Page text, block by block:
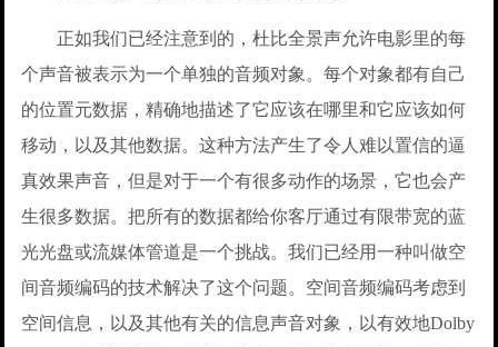
正如我们已经注意到的，杜比全景声允许电影里的每
个声音被表示为一个单独的音频对象。每个对象都有自己
的位置元数据，精确地描述了它应该在哪里和它应该如何
移动，以及其他数据。这种方法产生了令人难以置信的逼
真效果声音，但是对于一个有很多动作的场景，它也会产
生很多数据。把所有的数据都给你客厅通过有限带宽的蓝
光光盘或流媒体管道是一个挑战。我们已经用一种叫做空
间音频编码的技术解决了这个问题。空间音频编码考虑到
空间信息，以及其他有关的信息声音对象，以有效地Dolby